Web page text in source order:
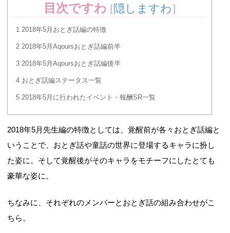
目次ですわ [隠しますわ]
1 2018年5月おとぎ話編の特徴
2 2018年5月Aqoursおとぎ話編前半
3 2018年5月Aqoursおとぎ話編後半
4 おとぎ話編ステータス一覧
5 2018年5月に行われたイベント・報酬SR一覧
2018年5月先生編の特徴としては、覚醒前が各々おとぎ話編と
いうことで、おとぎ話や童話の世界に登場するキャラに扮し
た姿に。そして覚醒後がそのキャラをモチーフにしたとても
豪華な姿に。
ちなみに、それぞれのメンバーとおとぎ話の組み合わせがこ
ちら。